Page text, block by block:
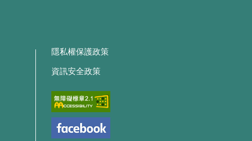
隱私權保護政策
資訊安全政策